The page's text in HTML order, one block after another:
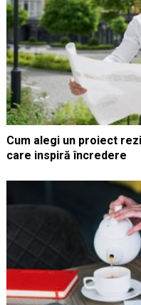
Cum alegi un proiect
care inspiră încredere